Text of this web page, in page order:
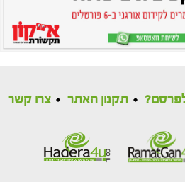
תקנון האתר צרו קשר